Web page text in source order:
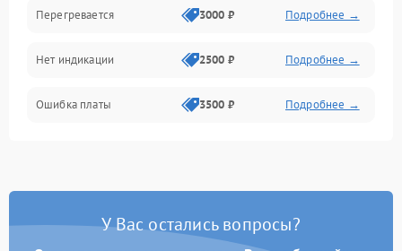
Перегревается 3000 ₽ Подробнее →
Нет индикации 2500 ₽ Подробнее →
Ошибка платы 3500 ₽ Подробнее →
У Вас остались вопросы?